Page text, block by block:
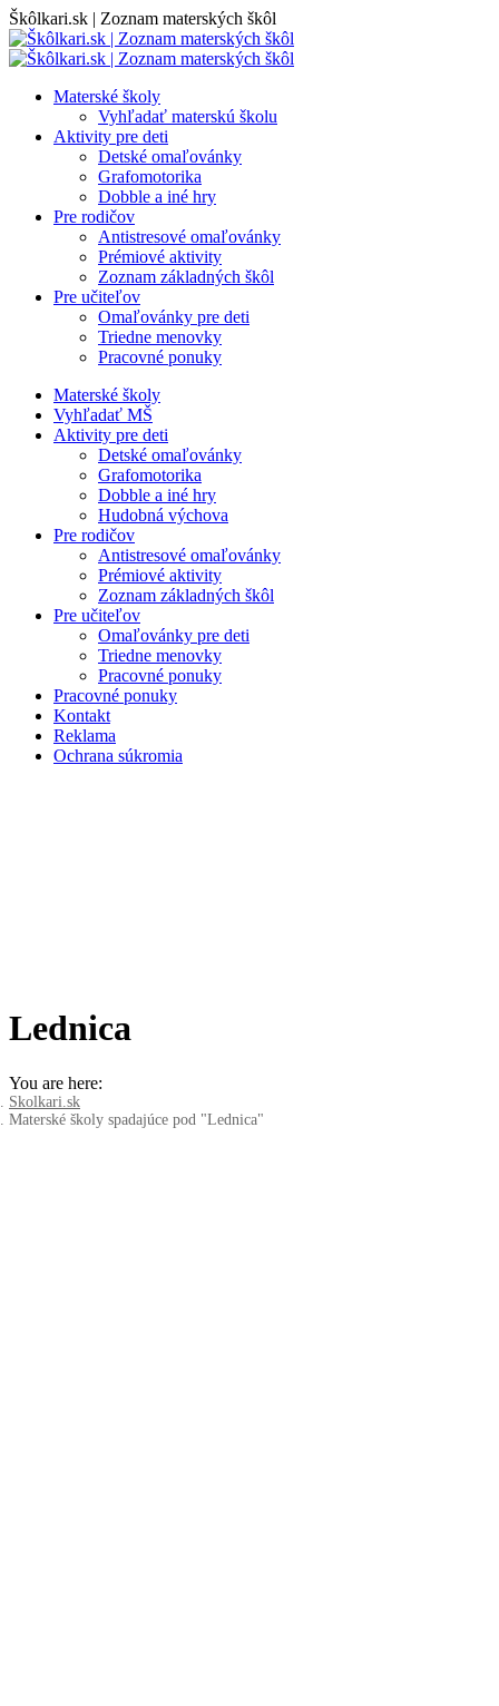
Skip
to
content
Škôlkari.sk | Zoznam materských škôl
Materské školy
Vyhľadať materskú školu
Aktivity pre deti
Detské omaľovánky
Grafomotorika
Dobble a iné hry
Pre rodičov
Antistresové omaľovánky
Prémiové aktivity
Zoznam základných škôl
Pre učiteľov
Omaľovánky pre deti
Triedne menovky
Pracovné ponuky
Materské školy
Vyhľadať MŠ
Aktivity pre deti
Detské omaľovánky
Grafomotorika
Dobble a iné hry
Hudobná výchova
Pre rodičov
Antistresové omaľovánky
Prémiové aktivity
Zoznam základných škôl
Pre učiteľov
Omaľovánky pre deti
Triedne menovky
Pracovné ponuky
Pracovné ponuky
Kontakt
Reklama
Ochrana súkromia
Lednica
You are here:
Skolkari.sk
Materské školy spadajúce pod "Lednica"